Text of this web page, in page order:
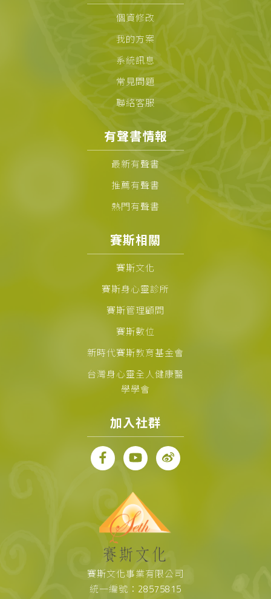
個資修改
我的方案
系統訊息
常見問題
聯絡客服
有聲書情報
最新有聲書
推薦有聲書
熱門有聲書
賽斯相關
賽斯文化
賽斯身心靈診所
賽斯管理顧問
賽斯數位
新時代賽斯教育基金會
台灣身心靈全人健康醫
學學會
加入社群
賽斯文化事業有限公司
統一編號：28575815